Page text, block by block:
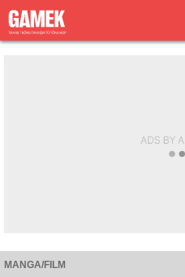
MANGA/FILM